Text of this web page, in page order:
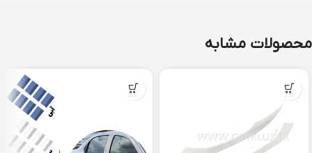
محصولات مشابه